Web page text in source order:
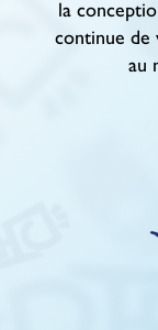
la
continue
au